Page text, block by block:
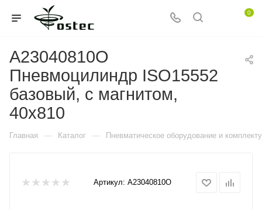
0
A23040810O
Пневмоцилиндр ISO15552
базовый, с магнитом,
40x810
Главная — Каталог — Пневматическое оборудование и
Артикул: A23040810O